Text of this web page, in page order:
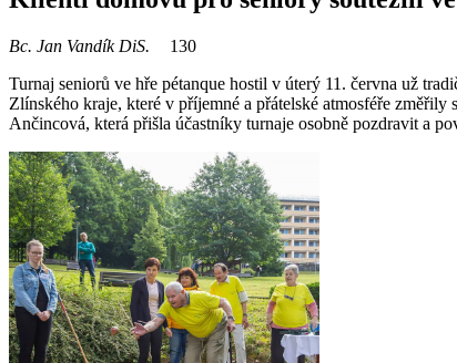
Bc. Jan Vandík DiS.
130
Turnaj seniorů ve hře pétanque hostil v úterý 11. června už
Zlínského kraje, které v příjemné a přátelské atmosféře
Ančincová, která přišla účastníky turnaje osobně pozdravit a